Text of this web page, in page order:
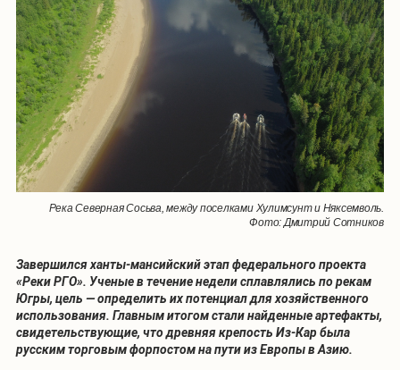
Река Северная Сосьва, между поселками Хулимсунт и Няксемволь.
Фото: Дмитрий Сотников
Завершился ханты-мансийский этап федерального проекта
«Реки РГО». Ученые в течение недели сплавлялись по рекам
Югры, цель — определить их потенциал для хозяйственного
использования. Главным итогом стали найденные артефакты,
свидетельствующие, что древняя крепость Из-Кар была
русским торговым форпостом на пути из Европы в Азию.